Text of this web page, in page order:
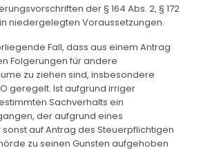
der § 164 Abs. 2, § 172
niedergelegten Voraussetzungen.
Fall, dass aus einem Antrag
Folgerungen für andere
zu ziehen sind, insbesondere
geregelt. Ist aufgrund irriger
Sachverhalts ein
der aufgrund eines
auf Antrag des Steuerpflichtigen
zu seinen Gunsten aufgehoben